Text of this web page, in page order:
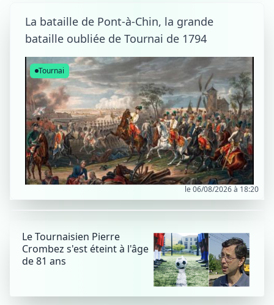
La bataille de Pont-à-Chin, la grande
bataille oubliée de Tournai de 1794
le 06/08/2026 à 18:20
Tournai
Le Tournaisien Pierre
Crombez s'est éteint à l'âge
de 81 ans